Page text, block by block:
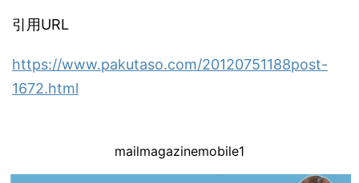
引用URL
https://www.pakutaso.com/20120751188post-
1672.html
mailmagazinemobile1